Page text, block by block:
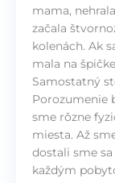
mama,
začala
kolenách. Ak
mala na
Samostatný
Porozumenie
sme rôzne
miesta. Až
dostali sme
každým